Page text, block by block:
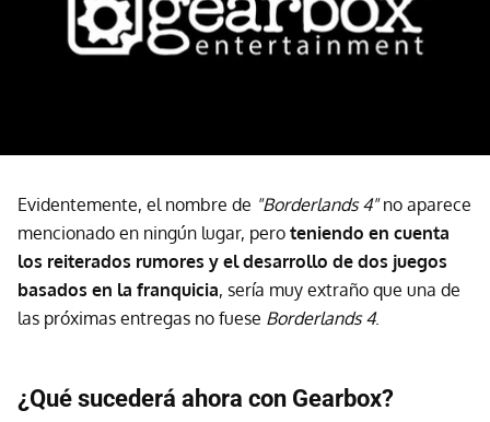
Evidentemente, el nombre de "Borderlands 4"no aparece
mencionado en ningún lugar, pero teniendo en cuenta
los reiterados rumores y el desarrollo de dos juegos
basados en la franquicia, sería muy extraño que una de
las próximas entregas no fuese Borderlands 4.
¿Qué sucederá ahora con Gearbox?